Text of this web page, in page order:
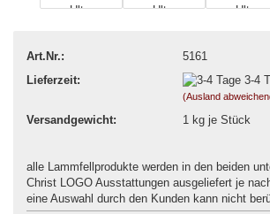
Art.Nr.:
5161
Lieferzeit:
3-4
(Ausland
Versandgewicht: 1kg je Stück
alle Lammfellprodukte werden in den beiden
Christ LOGO Ausstattungen ausgeliefert je
eine Auswahl durch den Kunden kann nicht